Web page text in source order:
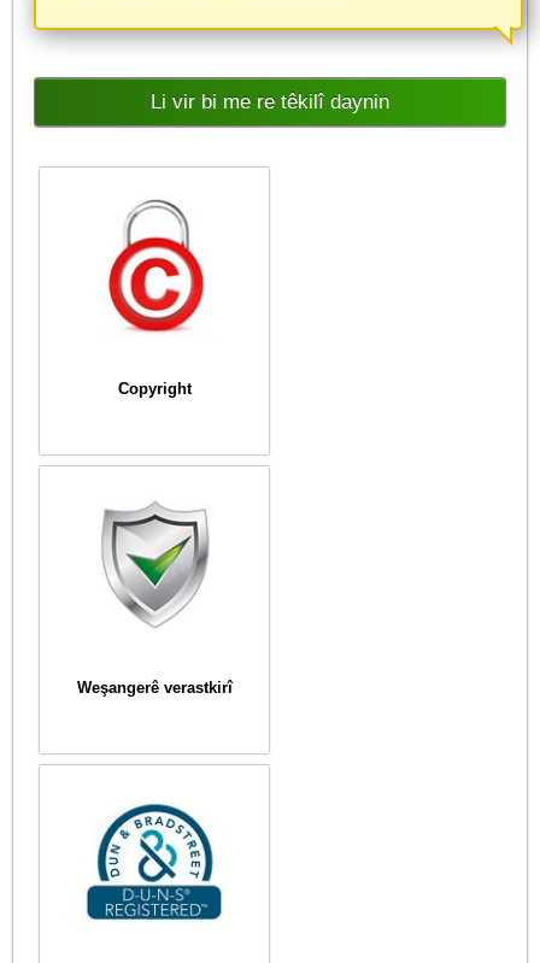
Li vir bi me re têkilî daynin
Copyright
Weşangerê verastkirî